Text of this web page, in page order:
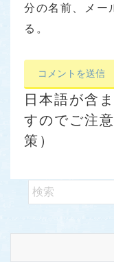
分の名前、メー
る。
日本語が含
すのでご注
策）